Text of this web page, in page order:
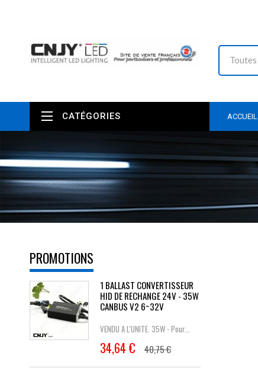
ACCUEIL
CATÉGORIES
PROMOTIONS
1 BALLAST CONVERTISSEUR
HID DE RECHANGE 24V - 35W
CANBUS V2 6~32V
VENDU A L'UNITE. 35W - Pour...
34,64 € 40,75 €